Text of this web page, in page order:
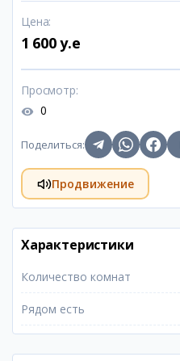
Цена:
1 600 y.e
Просмотр:
0
Поделиться:
Продвижение
Характеристики
Количество комнат
Рядом есть